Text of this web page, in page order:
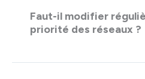
Faut-il modifier
priorité des réseaux ?